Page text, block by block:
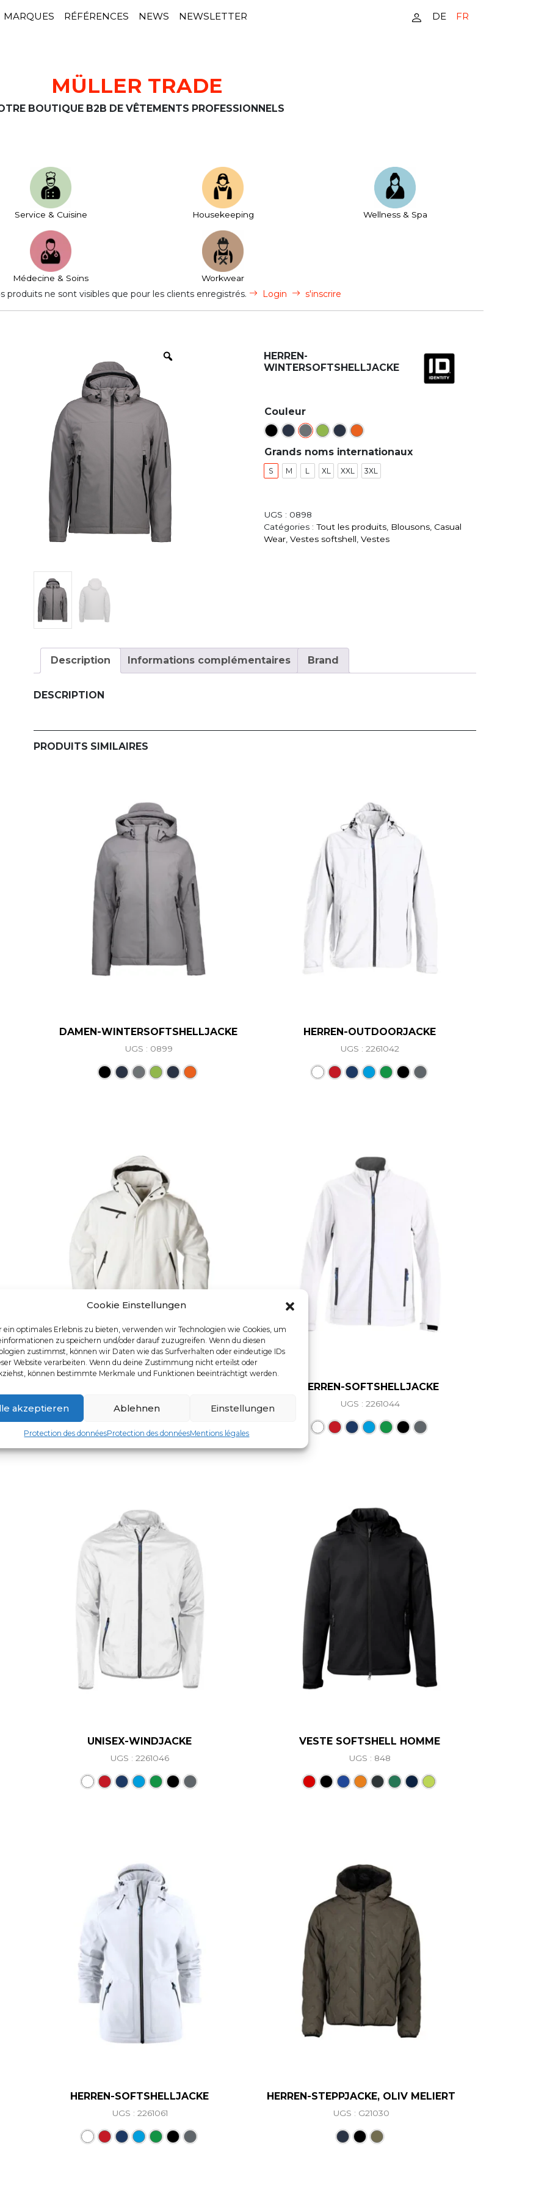
Cookie Einstellungen
ein optimales Erlebnis zu bieten, verwenden wir Technologien wie Cookies, um
zu speichern und/oder darauf zuzugreifen. Wenn du diesen
zustimmst, können wir Daten wie das Surfverhalten oder eindeutige IDs
Website verarbeiten. Wenn du deine Zustimmung nicht erteilst oder
können bestimmte Merkmale und Funktionen beeinträchtigt werden.
akzeptieren Ablehnen Einstellungen
Protection des donnéesProtection des donnéesMentions légales
MARQUES RÉFÉRENCES NEWS NEWSLETTER DE FR
MÜLLER TRADE
BOUTIQUE B2B DE VÊTEMENTS PROFESSIONNELS
Service & Cuisine House­keeping Wellness & Spa
Médecine & Soins Workwear
produits ne sont visibles que pour les clients enregistrés. Login s'inscrire
HERREN-
WINTERSOFTSHELLJACKE
Couleur
Grands noms internationaux
S M L XL XXL 3XL
UGS : 0898
Catégories : Tout les produits, Blousons, Casual
Wear, Vestes softshell, Vestes
Description Informations complémentaires Brand
DESCRIPTION
PRODUITS SIMILAIRES
DAMEN-WINTERSOFTSHELLJACKE
UGS : 0899
HERREN-OUTDOORJACKE
UGS : 2261042
UGS : 2261035
Ce produit a plusieurs variations. Les options peuvent être choisies sur la page du
HERREN-SOFTSHELLJACKE
UGS : 2261044
UNISEX-WINDJACKE
UGS : 2261046
VESTE SOFTSHELL HOMME
UGS : 848
HERREN-SOFTSHELLJACKE
UGS : 2261061
HERREN-STEPPJACKE, OLIV MELIERT
UGS : G21030